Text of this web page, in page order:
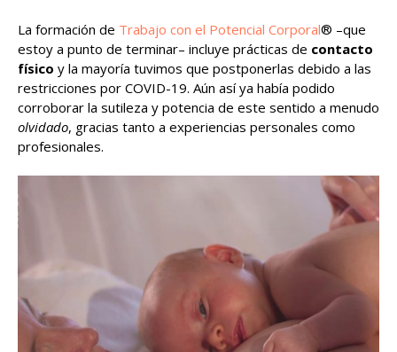
La formación de Trabajo con el Potencial Corporal® –que
estoy a punto de terminar– incluye prácticas de contacto
físico y la mayoría tuvimos que postponerlas debido a las
restricciones por COVID-19. Aún así ya había podido
corroborar la sutileza y potencia de este sentido a menudo
olvidado, gracias tanto a experiencias personales como
profesionales.